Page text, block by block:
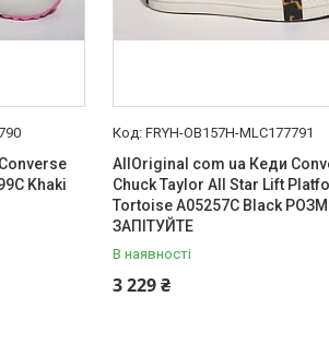
Khaki
FRYH-OB157H-MLC177791
AllOriginal com ua Кеди
Chuck Taylor All Star Lift
Tortoise A05257C Black
ЗАПІТУЙТЕ
В наявності
3 229 ₴